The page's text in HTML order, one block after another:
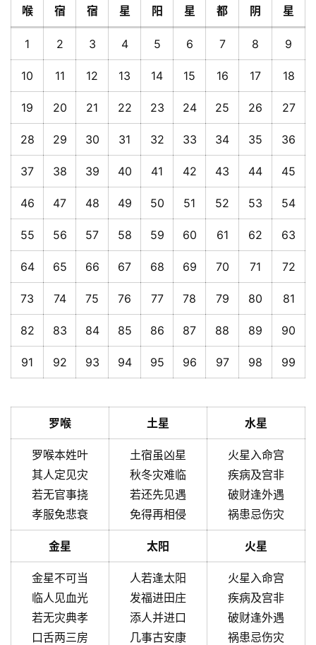
喉
宿
宿
星
阳
星
都
阴
星
1 2 3 4 5 6 7 8 9
10 11 12 13 14 15 16 17 18
19 20 21 22 23 24 25 26 27
28 29 30 31 32 33 34 35 36
37 38 39 40 41 42 43 44 45
46 47 48 49 50 51 52 53 54
55 56 57 58 59 60 61 62 63
64 65 66 67 68 69 70 71 72
73 74 75 76 77 78 79 80 81
82 83 84 85 86 87 88 89 90
91 92 93 94 95 96 97 98 99
罗喉 土星 水星
罗喉本姓叶
其人定见灾
若无官事挠
孝服免悲衰
土宿虽凶星
秋冬灾难临
若还先见遇
免得再相侵
火星入命宫
疾病及宫非
破财逢外遇
祸患忌伤灾
金星 太阳 火星
金星不可当
临人见血光
若无灾典孝
口舌两三房
人若逢太阳
发福进田庄
添人并进口
几事古安康
火星入命宫
疾病及宫非
破财逢外遇
祸患忌伤灾